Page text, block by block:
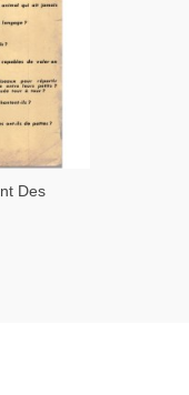
Des
1956 -